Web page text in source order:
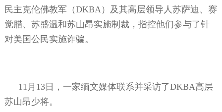
民主克伦佛教军（DKBA ）及其高层领导人苏萨迪、赛
觉腊、苏盛温和苏山昂实施制裁，指控他们参与了针
对美国公民实施诈骗。
11 月 13日，一家缅文媒体联系并采访了DKBA高层
苏山昂少将。